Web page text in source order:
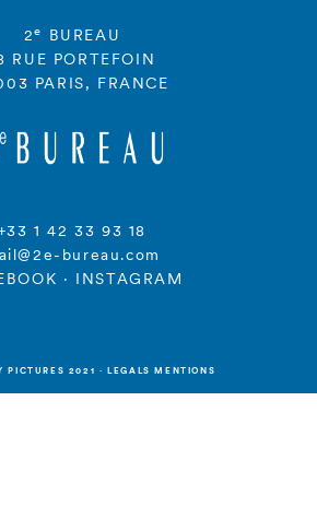
2e
BUREAU
RUE PORTEFOIN
PARIS, FRANCE
1 42 33 93 18
bureau.com
· INSTAGRAM
PICTURES 2021 ·LEGALS MENTIONS